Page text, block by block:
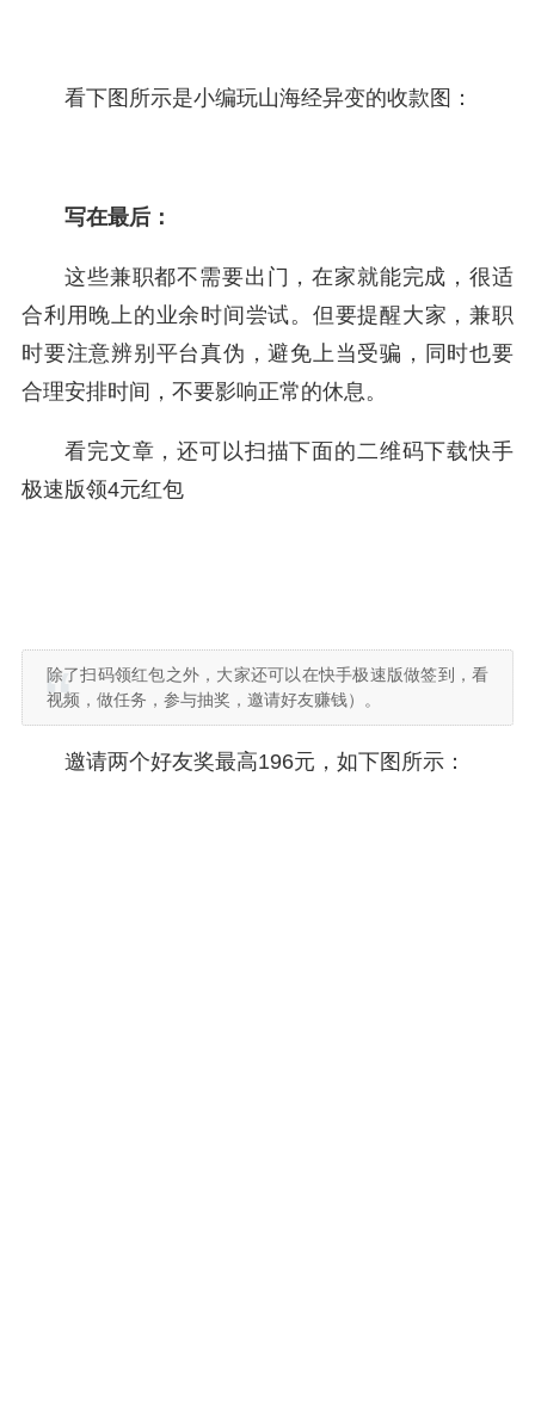
看下图所示是小编玩山海经异变的收款图：
写在最后：
这些兼职都不需要出门，在家就能完成，很适
合利用晚上的业余时间尝试。但要提醒大家，兼职
时要注意辨别平台真伪，避免上当受骗，同时也要
合理安排时间，不要影响正常的休息。
看完文章，还可以扫描下面的二维码下载快手
极速版领4元红包
除了扫码领红包之外，大家还可以在快手极速版做签到，看
视频，做任务，参与抽奖，邀请好友赚钱）。
邀请两个好友奖最高196元，如下图所示：